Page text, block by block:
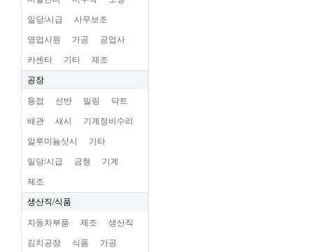
일당/시급 사무보조
영업사원 가공 공업사
카센타 기타 제조
공장
용접 선반 밀링 닥트
배관 새시 기계정비수리
알루미늄삿시 기타
일당/시급 금형 기계
제조
생산직/식품
자동차부품 제조 생산직
김치공장 식품 가공